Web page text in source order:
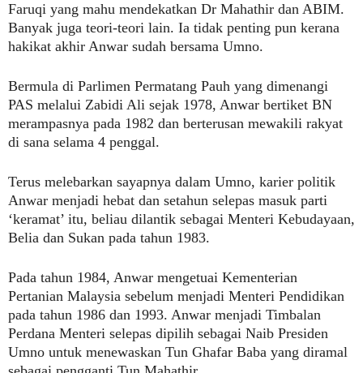
Faruqi yang mahu mendekatkan Dr Mahathir dan ABIM.
Banyak juga teori-teori lain. Ia tidak penting pun kerana
hakikat akhir Anwar sudah bersama Umno.
Bermula di Parlimen Permatang Pauh yang dimenangi
PAS melalui Zabidi Ali sejak 1978, Anwar bertiket BN
merampasnya pada 1982 dan berterusan mewakili rakyat
di sana selama 4 penggal.
Terus melebarkan sayapnya dalam Umno, karier politik
Anwar menjadi hebat dan setahun selepas masuk parti
‘keramat’ itu, beliau dilantik sebagai Menteri Kebudayaan,
Belia dan Sukan pada tahun 1983.
Pada tahun 1984, Anwar mengetuai Kementerian
Pertanian Malaysia sebelum menjadi Menteri Pendidikan
pada tahun 1986 dan 1993. Anwar menjadi Timbalan
Perdana Menteri selepas dipilih sebagai Naib Presiden
Umno untuk menewaskan Tun Ghafar Baba yang diramal